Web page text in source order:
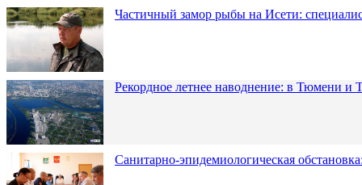
Частичный замор рыбы на Исети:
Рекордное летнее наводнение: в Тюмени и
Санитарно-эпидемиологическая